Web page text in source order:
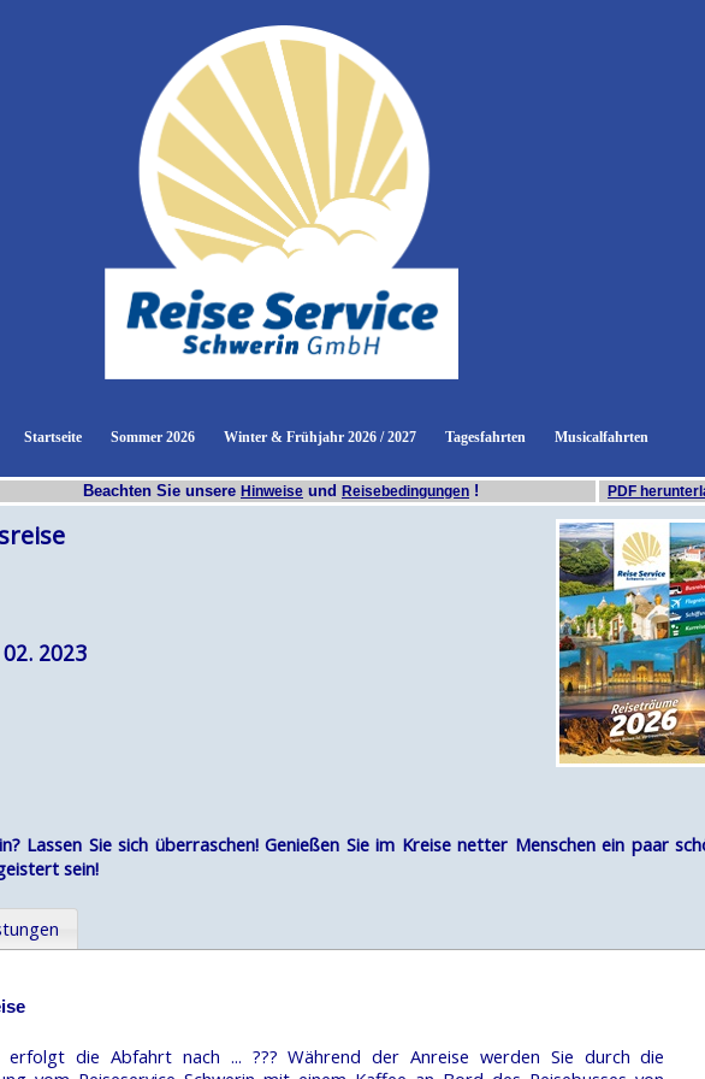
Startseite Sommer 2026 Winter & Frühjahr 2026 / 2027 Tagesfahrten Musicalfahrten
Beachten Sie unsere Hinweise und Reisebedingungen ! PDF
2023
Lassen Sie sich überraschen! Genießen Sie im Kreise netter Menschen ein paar
sein!
erfolgt die Abfahrt nach ... ??? Während der Anreise werden Sie durch die